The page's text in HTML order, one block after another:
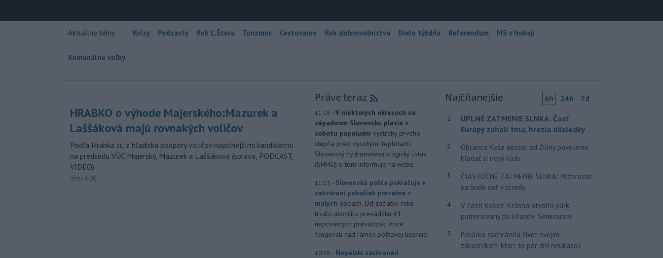
Aktuálne témy: Kvízy Podcasty Rok Ľ.Štúra Turizmus Cestovanie Rok dobrovoľníctva Dielo týždňa Referendum MS v hokeji
Komunálne voľby
HRABKO o výhode Majerského:Mazurek a
Laššáková majú rovnakých voličov
Podľa Hrabka sú z hľadiska podpory voličov najsilnejšími kandidátmi
na predsedu VÚC Majerský, Mazurek a Laššáková (správa, PODCAST,
VIDEO)
dnes 6:00
Práve teraz
11:19 - V niektorých okresoch na
západnom Slovensku platia v
sobotu popoludní výstrahy prvého
stupňa pred vysokými teplotami.
Slovenský hydrometeorologický ústav
(SHMÚ) o tom informuje na webe.
11:13 - Slovenská pošta pokračuje v
zatváraní pobočiek prevažne v
malých obciach. Od začiatku roka
trvalo ukončilo prevádzku 41
nepovinných prevádzok, ktoré
fungovali nad rámec poštovej licencie.
10:58 - Nepálski záchranári
Najčítanejšie 6h 24h 7d
1
ÚPLNÉ ZATMENIE SLNKA: Časť
Európy zahalí tma, hrozia dôsledky
2
Obranca Kaša dostal od Žiliny povolenie
hľadať si nový klub
3
ČIASTOČNÉ ZATMENIE SLNKA: Pozorovať
sa bude dať v stredu
4
V časti Košice-Krásna otvorili park
pomenovaný po kňazovi Semivanovi
5
Pekárka zachránila život svojim
zákazníkom, ktorí sa pár dní neukázali